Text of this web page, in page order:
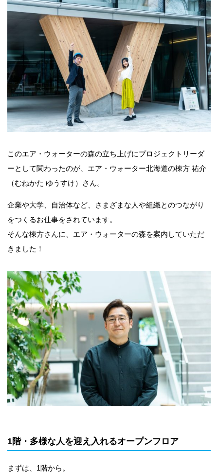
このエア・ウォーターの森の立ち上げにプロジェクトリーダ
ーとして関わったのが、エア・ウォーター北海道の棟方 祐介
（むねかた ゆうすけ）さん。
企業や大学、自治体など、さまざまな人や組織とのつながり
をつくるお仕事をされています。
そんな棟方さんに、エア・ウォーターの森を案内していただ
きました！
1階・多様な人を迎え入れるオープンフロア
まずは、1階から。